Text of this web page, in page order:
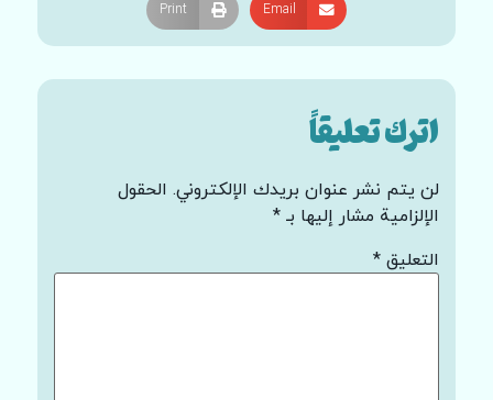
Email
Print
اترك تعليقاً
لن يتم نشر عنوان بريدك الإلكتروني. الحقول
الإلزامية مشار إليها بـ *
التعليق *